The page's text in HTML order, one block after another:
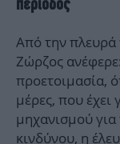
Από την
Ζώρζος
προετοιμασία,
μέρες, που έχει
μηχανισμού
κινδύνου, η